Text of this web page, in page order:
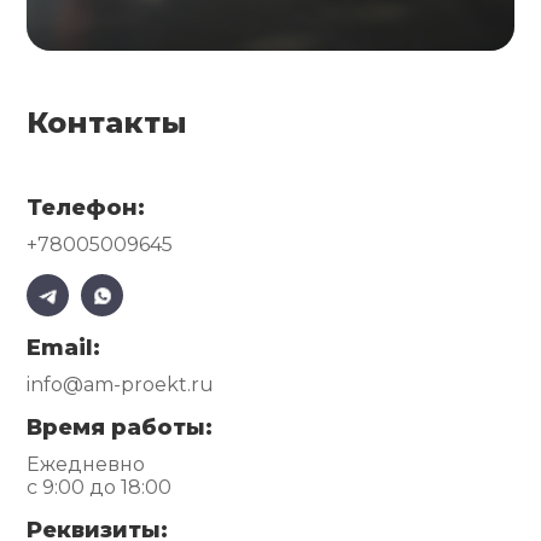
Контакты
Телефон:
+78005009645
Email:
info@am-proekt.ru
Время работы:
Ежедневно
с 9:00 до 18:00
Реквизиты: